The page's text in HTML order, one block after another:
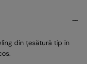
din țesătură tip in